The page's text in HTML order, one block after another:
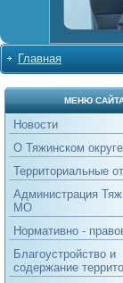
Главная
МЕНЮ
Новости
О Тяжинском округе
Территориальные
Администрация
МО
Нормативно -
Благоустройство и
содержание